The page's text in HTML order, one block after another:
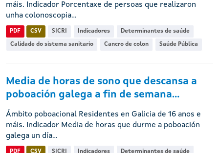
máis. Indicador Porcentaxe de persoas que realizaron
unha colonoscopia...
PDF CSV SICRI Indicadores Determinantes de saúde
Calidade do sistema sanitario Cancro de colon Saúde Pública
Media de horas de sono que descansa a
poboación galega a fin de semana...
Ámbito poboacional Residentes en Galicia de 16 anos e
máis. Indicador Media de horas que durme a poboación
galega un día...
PDF CSV SICRI Indicadores Determinantes de saúde